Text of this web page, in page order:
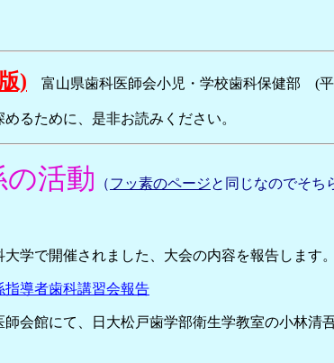
) 富山県歯科医師会小児・学校歯科保健部 (
めに、是非お読みください。
活動 （フッ素のページと同じなのでそち
学で開催されました、大会の内容を報告します。
導者歯科講習会報告
会館にて、日大松戸歯学部衛生学教室の小林